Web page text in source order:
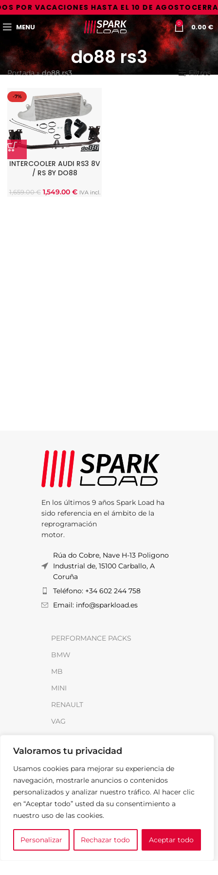
Valoramos tu privacidad
Usamos cookies para mejorar su experiencia de
navegación, mostrarle anuncios o contenidos
personalizados y analizar nuestro tráfico. Al hacer clic
en “Aceptar todo” usted da su consentimiento a
nuestro uso de las cookies.
Personalizar Rechazar todo Aceptar todo
POR VACACIONES HASTA EL 10 DE AGOSTO
MENU 0 0.00€
do88 rs3
Portada»do88 rs3 Filtros
-7%
INTERCOOLER AUDI RS3 8V
/ RS 8Y DO88
1,659.00€ 1,549.00 € IVA incl.
En los últimos 9 años Spark Load ha
sido referencia en el ámbito de la
reprogramación
motor.
Rúa do Cobre, Nave H-13 Poligono
Industrial de, 15100 Carballo, A
Coruña
Teléfono: +34 602 244 758
Email: info@sparkload.es
PERFORMANCE PACKS
BMW
MB
MINI
RENAULT
VAG
INFORMACIÓN
Sobre SparkLoad
Distribuidores
FAQ
Contacto
Noticias
0